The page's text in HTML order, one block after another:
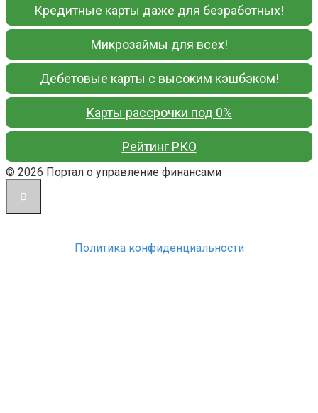
Кредитные карты даже для безработных!
Микрозаймы для всех!
Дебетовые карты с высоким кэшбэком!
Карты рассрочки под 0%
Рейтинг РКО
© 2026 Портал о управление финансами
Политика конфиденциальности